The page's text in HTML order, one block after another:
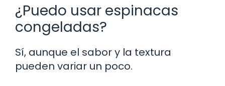
¿Puedo usar espinacas
congeladas?
Sí, aunque el sabor y la textura
pueden variar un poco.